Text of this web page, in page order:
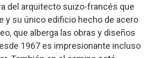
del arquitecto suizo-francés que
y su único edificio hecho de acero
que alberga las obras y diseños
1967 es impresionante incluso